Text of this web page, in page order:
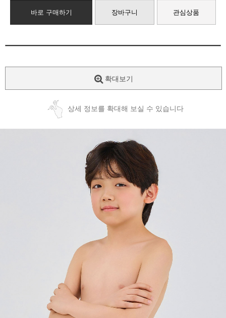
바로 구매하기 장바구니 관심상품
확대보기
상세 정보를 확대해 보실 수 있습니다